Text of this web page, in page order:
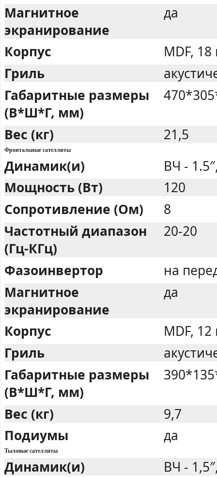
Магнитное
экранирование
да
Корпус
MDF,
Гриль
Габаритные размеры
(В*Ш*Г, мм)
Вес (кг) 21,5
Фронтальные сателлиты
Динамик(и)
ВЧ -
Мощность (Вт)
120
Сопротивление (Ом)
8
Частотный диапазон
(Гц-КГц)
20-20
Фазоинвертор
на
Магнитное
экранирование
да
Корпус
MDF,
Гриль
Габаритные размеры
(В*Ш*Г, мм)
Вес (кг)
9,7
Подиумы
да
Тыловые сателлиты
Динамик(и) ВЧ -